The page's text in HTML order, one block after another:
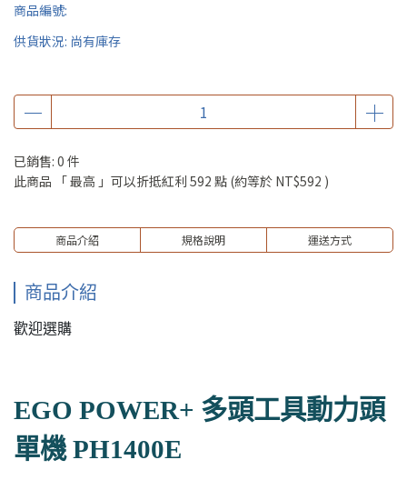
商品編號:
供貨狀況: 尚有庫存
已銷售: 0 件
此商品 「 最高 」可以折抵紅利 592 點 (約等於 NT$592 )
商品介紹 規格說明 運送方式
商品介紹
歡迎選購
EGO POWER+ 多頭工具動力頭
單機 PH1400E